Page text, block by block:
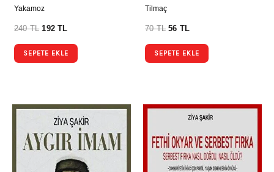
Yakamoz
240TL 192TL
SEPETE EKLE
Tilmaç
70TL 56 TL
SEPETE EKLE